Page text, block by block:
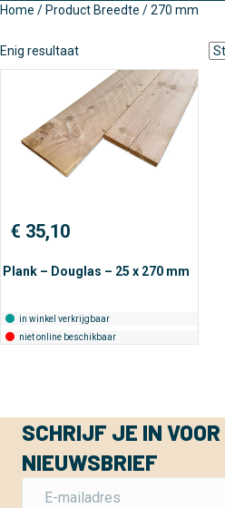
Home / Product Breedte / 270 mm
Enig resultaat
€ 35,10
Plank – Douglas – 25 x 270 mm
in winkel verkrijgbaar
niet online beschikbaar
SCHRIJF JE IN VOOR
NIEUWSBRIEF